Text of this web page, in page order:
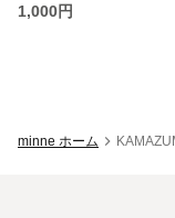
1,000円
minne ホーム